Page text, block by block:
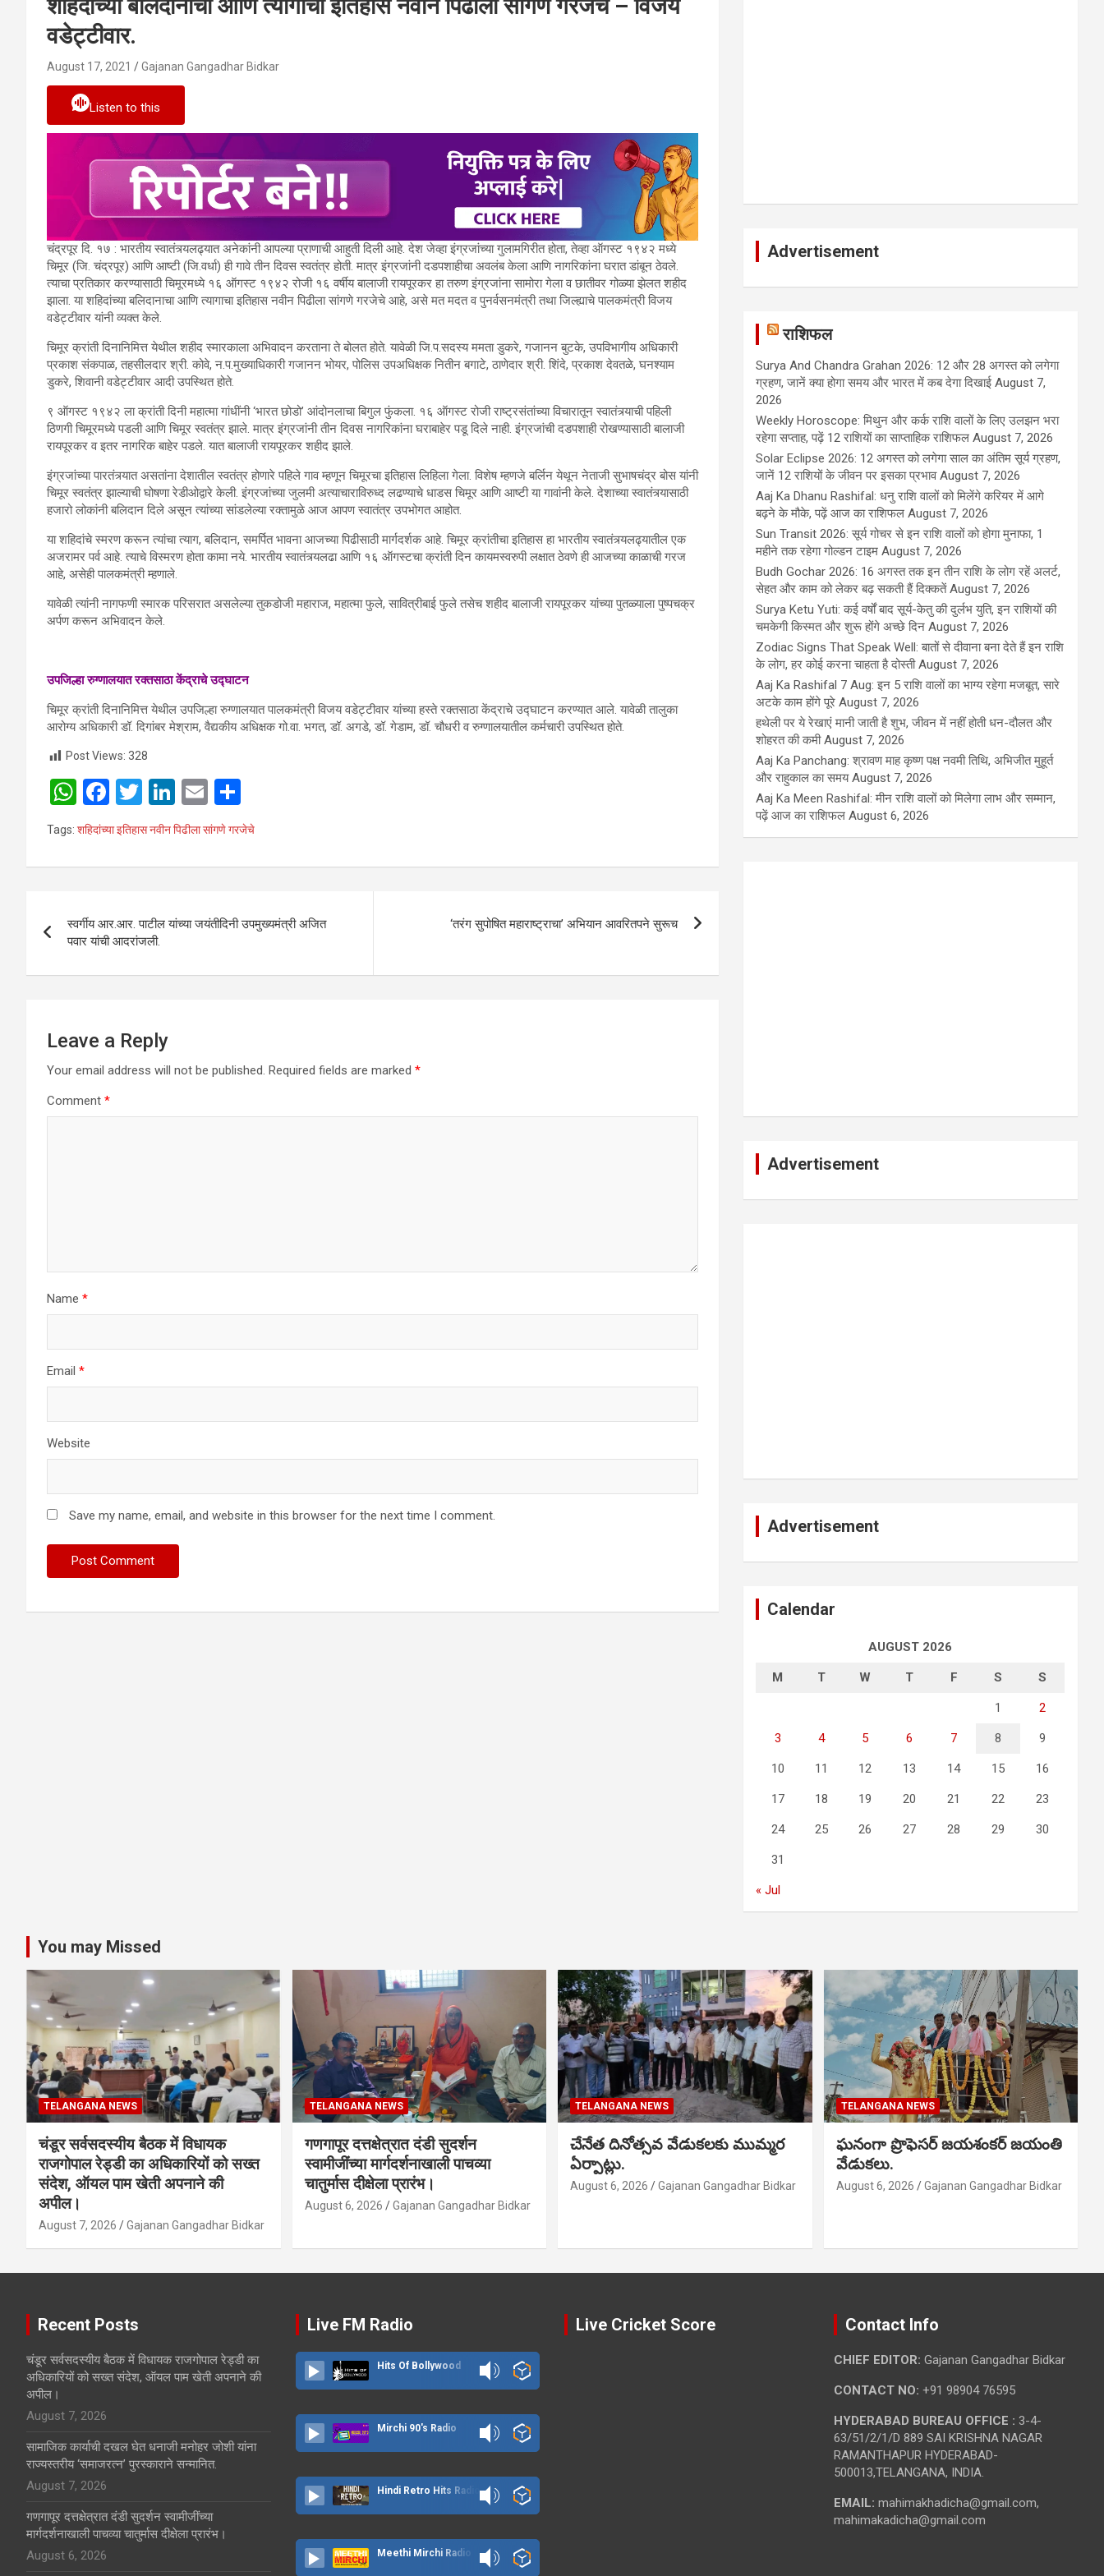
शहिदांच्या बलिदानाचा आणि त्यागाचा इतिहास नवीन पिढीला सांगणे गरजेचे – विजय
वडेट्टीवार.
August 17, 2021 Gajanan Gangadhar Bidkar
Listen to this
चंद्रपूर दि. १७ : भारतीय स्वातंत्र्यलढ्यात अनेकांनी आपल्या प्राणाची आहुती दिली आहे. देश जेव्हा इंग्रजांच्या गुलामगिरीत होता, तेव्हा ऑगस्ट १९४२ मध्ये
चिमूर (जि. चंद्रपूर) आणि आष्टी (जि.वर्धा) ही गावे तीन दिवस स्वतंत्र होती. मात्र इंग्रजांनी दडपशाहीचा अवलंब केला आणि नागरिकांना घरात डांबून ठेवले.
त्याचा प्रतिकार करण्यासाठी चिमूरमध्ये १६ ऑगस्ट १९४२ रोजी १६ वर्षीय बालाजी रायपूरकर हा तरुण इंग्रजांना सामोरा गेला व छातीवर गोळ्या झेलत शहीद
झाला. या शहिदांच्या बलिदानाचा आणि त्यागाचा इतिहास नवीन पिढीला सांगणे गरजेचे आहे, असे मत मदत व पुनर्वसनमंत्री तथा जिल्ह्याचे पालकमंत्री विजय
वडेट्टीवार यांनी व्यक्त केले.
चिमूर क्रांती दिनानिमित्त येथील शहीद स्मारकाला अभिवादन करताना ते बोलत होते. यावेळी जि.प.सदस्य ममता डुकरे, गजानन बुटके, उपविभागीय अधिकारी
प्रकाश संकपाळ, तहसीलदार श्री. कोवे, न.प.मुख्याधिकारी गजानन भोयर, पोलिस उपअधिक्षक नितीन बगाटे, ठाणेदार श्री. शिंदे, प्रकाश देवतळे, घनश्याम
डुकरे, शिवानी वडेट्टीवार आदी उपस्थित होते.
९ ऑगस्ट १९४२ ला क्रांती दिनी महात्मा गांधींनी ‘भारत छोडो’ आंदोनलाचा बिगुल फुंकला. १६ ऑगस्ट रोजी राष्ट्रसंतांच्या विचारातून स्वातंत्र्याची पहिली
ठिणगी चिमूरमध्ये पडली आणि चिमूर स्वतंत्र झाले. मात्र इंग्रजांनी तीन दिवस नागरिकांना घराबाहेर पडू दिले नाही. इंग्रजांची दडपशाही रोखण्यासाठी बालाजी
रायपूरकर व इतर नागरिक बाहेर पडले. यात बालाजी रायपूरकर शहीद झाले.
इंग्रजांच्या पारतंत्र्यात असतांना देशातील स्वतंत्र होणारे पहिले गाव म्हणून चिमूरचा इतिहास लिहिला गेला. विशेष म्हणजे बर्लिन येथून नेताजी सुभाषचंद्र बोस यांनी
चिमूर स्वतंत्र झाल्याची घोषणा रेडीओद्वारे केली. इंग्रजांच्या जुलमी अत्याचाराविरुध्द लढण्याचे धाडस चिमूर आणि आष्टी या गावांनी केले. देशाच्या स्वातंत्र्यासाठी
हजारो लोकांनी बलिदान दिले असून त्यांच्या सांडलेल्या रक्तामुळे आज आपण स्वातंत्र उपभोगत आहोत.
या शहिदांचे स्मरण करून त्यांचा त्याग, बलिदान, समर्पित भावना आजच्या पिढीसाठी मार्गदर्शक आहे. चिमूर क्रांतीचा इतिहास हा भारतीय स्वातंत्र्यलढ्यातील एक
अजरामर पर्व आहे. त्याचे विस्मरण होता कामा नये. भारतीय स्वातंत्र्यलढा आणि १६ ऑगस्टचा क्रांती दिन कायमस्वरुपी लक्षात ठेवणे ही आजच्या काळाची गरज
आहे, असेही पालकमंत्री म्हणाले.
यावेळी त्यांनी नागफणी स्मारक परिसरात असलेल्या तुकडोजी महाराज, महात्मा फुले, सावित्रीबाई फुले तसेच शहीद बालाजी रायपूरकर यांच्या पुतळ्याला पुष्पचक्र
अर्पण करून अभिवादन केले.
उपजिल्हा रुग्णालयात रक्तसाठा केंद्राचे उद्घाटन
चिमूर क्रांती दिनानिमित्त येथील उपजिल्हा रुग्णालयात पालकमंत्री विजय वडेट्टीवार यांच्या हस्ते रक्तसाठा केंद्राचे उद्घाटन करण्यात आले. यावेळी तालुका
आरोग्य अधिकारी डॉ. दिगांबर मेश्राम, वैद्यकीय अधिक्षक गो.वा. भगत, डॉ. अगडे, डॉ. गेडाम, डॉ. चौधरी व रुग्णालयातील कर्मचारी उपस्थित होते.
Post Views: 328
W
h
at
s
p
p
F
a
ce
b
o
k
T
wi
tt
er
Li
n
ke
dI
E
m
ail
h
ar
e
Tags: शहिदांच्या इतिहास नवीन पिढीला सांगणे गरजेचे
navigation
स्वर्गीय आर.आर. पाटील यांच्या जयंतीदिनी उपमुख्यमंत्री अजित
पवार यांची आदरांजली.
‘तरंग सुपोषित महाराष्ट्राचा’ अभियान आवरितपने सुरूच
Leave a Reply
Your email address will not be published. Required fields are marked *
Comment *
Name *
Email *
Website
Save my name, email, and website in this browser for the next time I comment.
Advertisement
राशिफल
Surya And Chandra Grahan 2026: 12 और 28 अगस्त को लगेगा
ग्रहण, जानें क्या होगा समय और भारत में कब देगा दिखाई August 7,
2026
Weekly Horoscope: मिथुन और कर्क राशि वालों के लिए उलझन भरा
रहेगा सप्ताह, पढ़ें 12 राशियों का साप्ताहिक राशिफल August 7, 2026
Solar Eclipse 2026: 12 अगस्त को लगेगा साल का अंतिम सूर्य ग्रहण,
जानें 12 राशियों के जीवन पर इसका प्रभाव August 7, 2026
Aaj Ka Dhanu Rashifal: धनु राशि वालों को मिलेंगे करियर में आगे
बढ़ने के मौके, पढ़ें आज का राशिफल August 7, 2026
Sun Transit 2026: सूर्य गोचर से इन राशि वालों को होगा मुनाफा, 1
महीने तक रहेगा गोल्डन टाइम August 7, 2026
Budh Gochar 2026: 16 अगस्त तक इन तीन राशि के लोग रहें अलर्ट,
सेहत और काम को लेकर बढ़ सकती हैं दिक्कतें August 7, 2026
Surya Ketu Yuti: कई वर्षों बाद सूर्य-केतु की दुर्लभ युति, इन राशियों की
चमकेगी किस्मत और शुरू होंगे अच्छे दिन August 7, 2026
Zodiac Signs That Speak Well: बातों से दीवाना बना देते हैं इन राशि
के लोग, हर कोई करना चाहता है दोस्ती August 7, 2026
Aaj Ka Rashifal 7 Aug: इन 5 राशि वालों का भाग्य रहेगा मजबूत, सारे
अटके काम होंगे पूरे August 7, 2026
हथेली पर ये रेखाएं मानी जाती है शुभ, जीवन में नहीं होती धन-दौलत और
शोहरत की कमी August 7, 2026
Aaj Ka Panchang: श्रावण माह कृष्ण पक्ष नवमी तिथि, अभिजीत मुहूर्त
और राहुकाल का समय August 7, 2026
Aaj Ka Meen Rashifal: मीन राशि वालों को मिलेगा लाभ और सम्मान,
पढ़ें आज का राशिफल August 6, 2026
Advertisement
Advertisement
Calendar
AUGUST 2026
M T W T F S S
1 2
3 4 5 6 7 8 9
10 11 12 13 14 15 16
17 18 19 20 21 22 23
24 25 26 27 28 29 30
31
« Jul
You may Missed
TELANGANA NEWS
चंडूर सर्वसदस्यीय बैठक में विधायक
राजगोपाल रेड्डी का अधिकारियों को सख्त
संदेश, ऑयल पाम खेती अपनाने की
अपील।
August 7, 2026 Gajanan Gangadhar Bidkar
TELANGANA NEWS
गणगापूर दत्तक्षेत्रात दंडी सुदर्शन
स्वामीजींच्या मार्गदर्शनाखाली पाचव्या
चातुर्मास दीक्षेला प्रारंभ।
August 6, 2026 Gajanan Gangadhar Bidkar
TELANGANA NEWS
చేనేత దినోత్సవ వేడుకలకు ముమ్మర
ఏర్పాట్లు.
August 6, 2026 Gajanan Gangadhar Bidkar
TELANGANA NEWS
ఘనంగా ప్రొఫెసర్ జయశంకర్ జయంతి
వేడుకలు.
August 6, 2026 Gajanan Gangadhar Bidkar
Recent Posts
चंडूर सर्वसदस्यीय बैठक में विधायक राजगोपाल रेड्डी का
अधिकारियों को सख्त संदेश, ऑयल पाम खेती अपनाने की
अपील।
August 7, 2026
सामाजिक कार्याची दखल घेत धनाजी मनोहर जोशी यांना
राज्यस्तरीय ‘समाजरत्न’ पुरस्काराने सन्मानित.
August 7, 2026
गणगापूर दत्तक्षेत्रात दंडी सुदर्शन स्वामीजींच्या
मार्गदर्शनाखाली पाचव्या चातुर्मास दीक्षेला प्रारंभ।
August 6, 2026
Live FM Radio
Hits Of Bollywood
Mirchi 90's Radio
Hindi Retro Hits Radio
Meethi Mirchi Radio
Live Cricket Score Contact Info
CHIEF EDITOR: Gajanan Gangadhar Bidkar
CONTACT NO: +91 98904 76595
HYDERABAD BUREAU OFFICE : 3-4-
63/51/2/1/D 889 SAI KRISHNA NAGAR
RAMANTHAPUR HYDERABAD-
500013,TELANGANA, INDIA.
EMAIL: mahimakhadicha@gmail.com,
mahimakadicha@gmail.com